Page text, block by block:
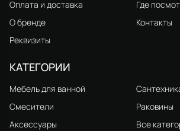
Оплата и доставка
Где
О бренде
Контакты
Реквизиты
КАТЕГОРИИ
Мебель для ванной
Смесители
Раковины
Аксессуары
Все